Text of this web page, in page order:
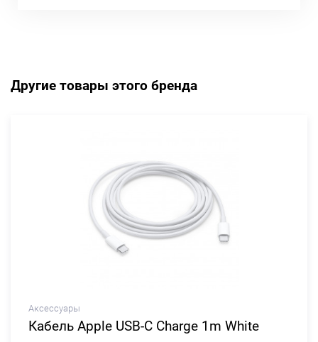
Другие товары этого бренда
Аксессуары
Кабель Apple USB-C Charge 1m White